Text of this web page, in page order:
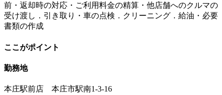
前・返却時の対応・ご利用料金の精算・他店舗へのクルマの
受け渡し．引き取り・車の点検．クリーニング．給油・必要
書類の作成
ここがポイント
勤務地
本庄駅前店 本庄市駅南1-3-16